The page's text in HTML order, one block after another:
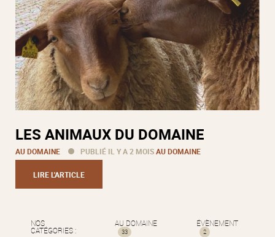
LES ANIMAUX DU DOMAINE
AU DOMAINE PUBLIÉ IL Y A 2 MOISAU DOMAINE
LIRE L'ARTICLE
NOS
CATÉGORIES :
AU DOMAINE
33
ÉVÈNEMENT
2